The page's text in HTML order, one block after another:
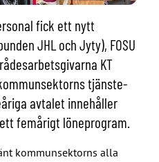
fick ett nytt
JHL och Jyty), FOSU
KT
tjänste-
avtalet innehåller
femårigt löneprogram.
kommunsektorns alla